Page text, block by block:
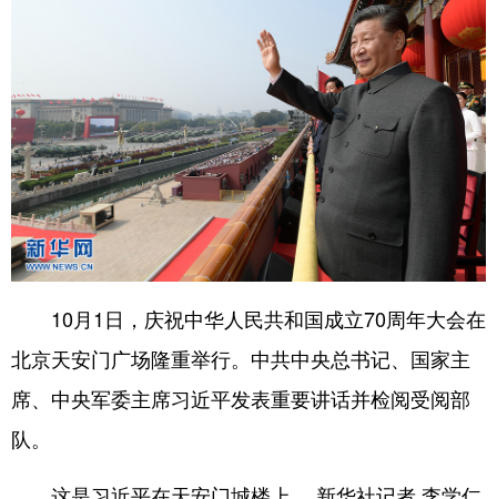
10月1日，庆祝中华人民共和国成立70周年大会在
北京天安门广场隆重举行。中共中央总书记、国家主
席、中央军委主席习近平发表重要讲话并检阅受阅部
队。